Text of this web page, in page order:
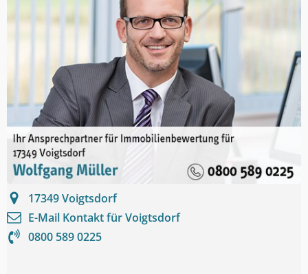
17349Voigtsdorf
E-Mail Kontakt fürVoigtsdorf
0800 589 0225